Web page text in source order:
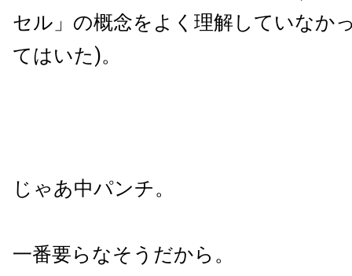
セル」の概念をよく理解していなか
てはいた)。
じゃあ中パンチ。
一番要らなそうだから。